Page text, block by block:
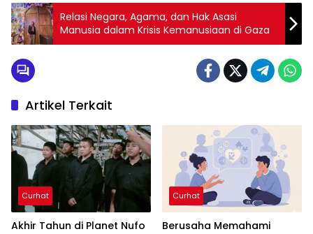
Relasi Negara, Agama, dan Hak Asasi
Manusia dalam Krisis Kemanusiaan di Gaza
Artikel Terkait
Curhat
Akhir Tahun di Planet Nufo
Curhat
Berusaha Memahami